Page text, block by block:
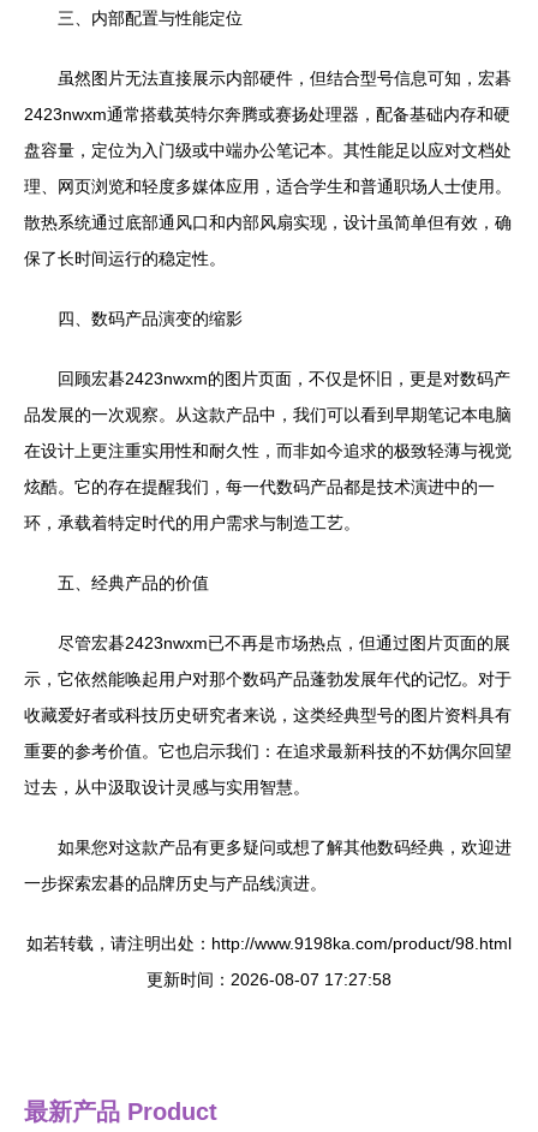
三、内部配置与性能定位
虽然图片无法直接展示内部硬件，但结合型号信息可知，宏碁
2423nwxm通常搭载英特尔奔腾或赛扬处理器，配备基础内存和硬
盘容量，定位为入门级或中端办公笔记本。其性能足以应对文档处
理、网页浏览和轻度多媒体应用，适合学生和普通职场人士使用。
散热系统通过底部通风口和内部风扇实现，设计虽简单但有效，确
保了长时间运行的稳定性。
四、数码产品演变的缩影
回顾宏碁2423nwxm的图片页面，不仅是怀旧，更是对数码产
品发展的一次观察。从这款产品中，我们可以看到早期笔记本电脑
在设计上更注重实用性和耐久性，而非如今追求的极致轻薄与视觉
炫酷。它的存在提醒我们，每一代数码产品都是技术演进中的一
环，承载着特定时代的用户需求与制造工艺。
五、经典产品的价值
尽管宏碁2423nwxm已不再是市场热点，但通过图片页面的展
示，它依然能唤起用户对那个数码产品蓬勃发展年代的记忆。对于
收藏爱好者或科技历史研究者来说，这类经典型号的图片资料具有
重要的参考价值。它也启示我们：在追求最新科技的不妨偶尔回望
过去，从中汲取设计灵感与实用智慧。
如果您对这款产品有更多疑问或想了解其他数码经典，欢迎进
一步探索宏碁的品牌历史与产品线演进。
如若转载，请注明出处：http://www.9198ka.com/product/98.html
更新时间：2026-08-07 17:27:58
最新产品 Product